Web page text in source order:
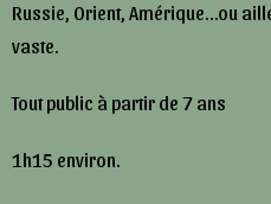
Russie, Orient, Amérique…ou
vaste.
Tout public à partir de 7 ans
1h15 environ.